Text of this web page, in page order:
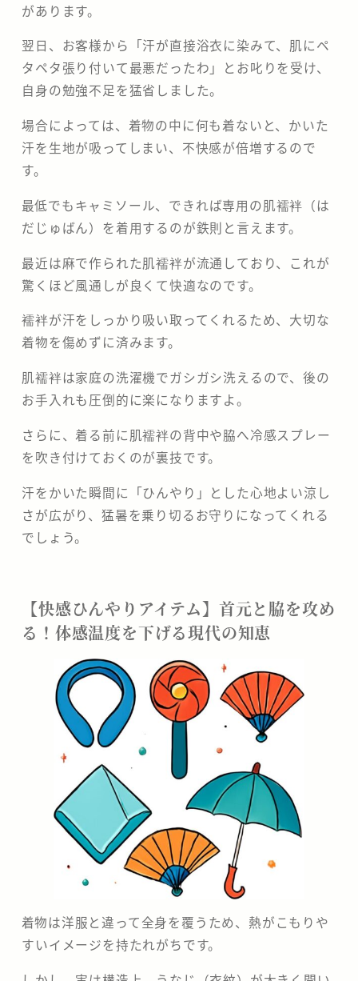
があります。
翌日、お客様から「汗が直接浴衣に染みて、肌にペ
タペタ張り付いて最悪だったわ」とお叱りを受け、
自身の勉強不足を猛省しました。
場合によっては、着物の中に何も着ないと、かいた
汗を生地が吸ってしまい、不快感が倍増するので
す。
​最低でもキャミソール、できれば専用の肌襦袢（は
だじゅばん）を着用するのが鉄則と言えます。
最近は麻で作られた肌襦袢が流通しており、これが
驚くほど風通しが良くて快適なのです。
襦袢が汗をしっかり吸い取ってくれるため、大切な
着物を傷めずに済みます。
肌襦袢は家庭の洗濯機でガシガシ洗えるので、後の
お手入れも圧倒的に楽になりますよ。
さらに、着る前に肌襦袢の背中や脇へ冷感スプレー
を吹き付けておくのが裏技です。
汗をかいた瞬間に「ひんやり」とした心地よい涼し
さが広がり、猛暑を乗り切るお守りになってくれる
でしょう。
【快感ひんやりアイテム】首元と脇を攻め
る！体感温度を下げる現代の知恵
​着物は洋服と違って全身を覆うため、熱がこもりや
すいイメージを持たれがちです。